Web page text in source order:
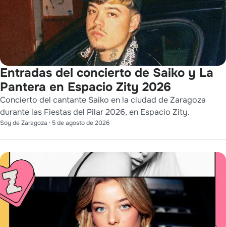
Entradas del concierto de Saiko y La
Pantera en Espacio Zity 2026
Concierto del cantante Saiko en la ciudad de Zaragoza
durante las Fiestas del Pilar 2026, en Espacio Zity.
Soy de Zaragoza · 5 de agosto de 2026